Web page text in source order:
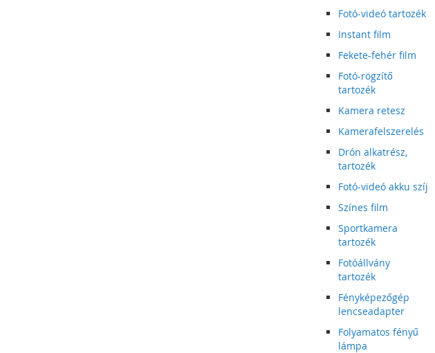
Fotó-videó tartozék
Instant film
Fekete-fehér film
Fotó-rögzítő
tartozék
Kamera retesz
Kamerafelszerelés
Drón alkatrész,
tartozék
Fotó-videó akku szíj
Színes film
Sportkamera
tartozék
Fotóállvány
tartozék
Fényképezőgép
lencseadapter
Folyamatos fényű
lámpa